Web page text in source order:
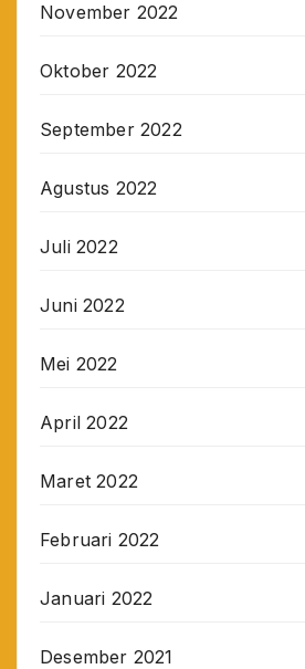
November 2022
Oktober 2022
September 2022
Agustus 2022
Juli 2022
Juni 2022
Mei 2022
April 2022
Maret 2022
Februari 2022
Januari 2022
Desember 2021